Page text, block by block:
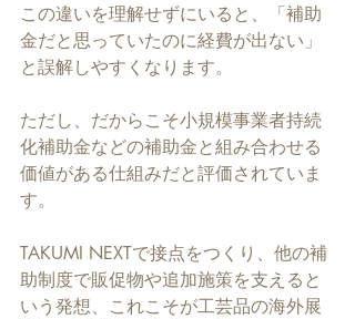
この違いを理解せずにいると、「補助
金だと思っていたのに経費が出ない」
と誤解しやすくなります。
ただし、だからこそ小規模事業者持続
化補助金などの補助金と組み合わせる
価値がある仕組みだと評価されていま
す。
TAKUMI NEXTで接点をつくり、他の補
助制度で販促物や追加施策を支えると
いう発想、これこそが工芸品の海外展